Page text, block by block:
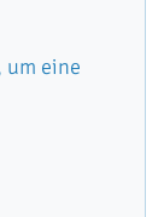
um eine